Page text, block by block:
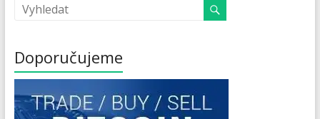
Doporučujeme